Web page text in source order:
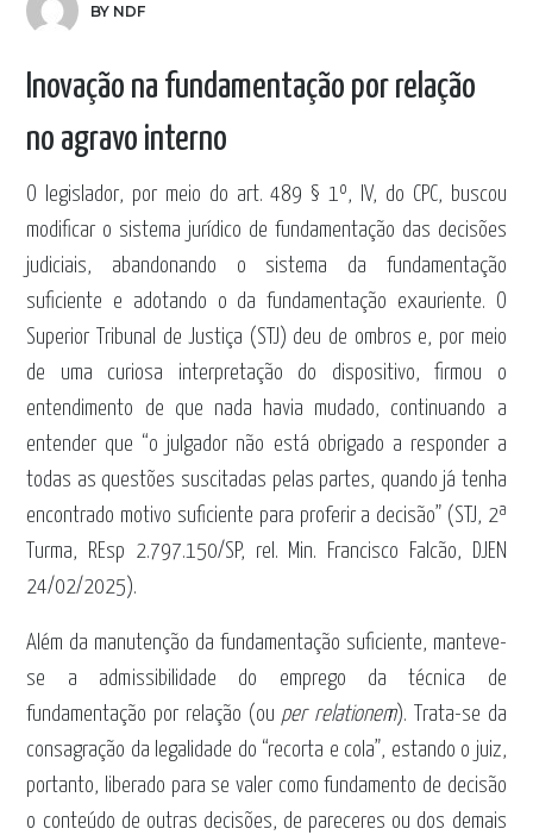
BY NDF
Inovação na fundamentação por relação
no agravo interno
O legislador, por meio do art. 489 § 1º, IV, do CPC, buscou
modificar o sistema jurídico de fundamentação das decisões
judiciais, abandonando o sistema da fundamentação
suficiente e adotando o da fundamentação exauriente. O
Superior Tribunal de Justiça (STJ) deu de ombros e, por meio
de uma curiosa interpretação do dispositivo, firmou o
entendimento de que nada havia mudado, continuando a
entender que “o julgador não está obrigado a responder a
todas as questões suscitadas pelas partes, quando já tenha
encontrado motivo suficiente para proferir a decisão” (STJ, 2ª
Turma, REsp 2.797.150/SP, rel. Min. Francisco Falcão, DJEN
24/02/2025).
Além da manutenção da fundamentação suficiente, manteve-
se a admissibilidade do emprego da técnica de
fundamentação por relação (ou per relationem). Trata-se da
consagração da legalidade do “recorta e cola”, estando o juiz,
portanto, liberado para se valer como fundamento de decisão
o conteúdo de outras decisões, de pareceres ou dos demais